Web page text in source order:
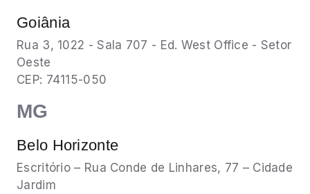
Goiânia
Rua 3, 1022 - Sala 707 - Ed. West Office - Setor
Oeste
CEP: 74115-050
MG
Belo Horizonte
Escritório – Rua Conde de Linhares, 77 – Cidade
Jardim